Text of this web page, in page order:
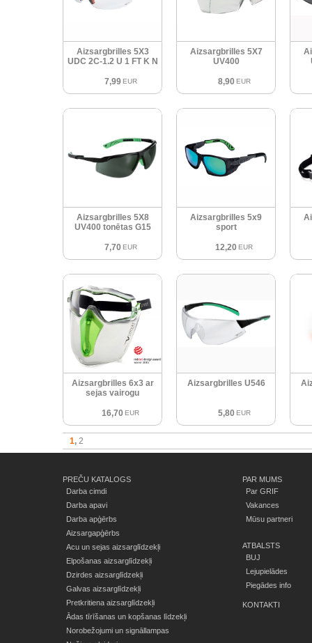
Aizsargbrilles 5X3
UDC 2C-1.2 U 1 FT K N
7,99 EUR
Aizsargbrilles 5X7
UV400
8,90 EUR
Aizsargbrilles 5X8
UV400 tonētas G15
7,70 EUR
Aizsargbrilles 5x9
sport
12,20 EUR
Aizsargbrilles 6x3 ar
sejas vairogu
16,70 EUR
Aizsargbrilles U546
5,80 EUR
1 2
PREČU KATALOGS
Darba cimdi
Darba apavi
Darba apģērbs
Aizsargapģērbs
Acu un sejas aizsarglīdzekļi
Elpošanas aizsarglīdzekļi
Dzirdes aizsarglīdzekļi
Galvas aizsarglīdzekļi
Pretkritiena aizsarglīdzekļi
Ādas tīrīšanas un kopšanas līdzekļi
Norobežojumi un signāllampas
PAR MUMS
Par GRIF
Vakances
Mūsu partneri
ATBALSTS
BUJ
Lejupielādes
Piegādes info
KONTAKTI